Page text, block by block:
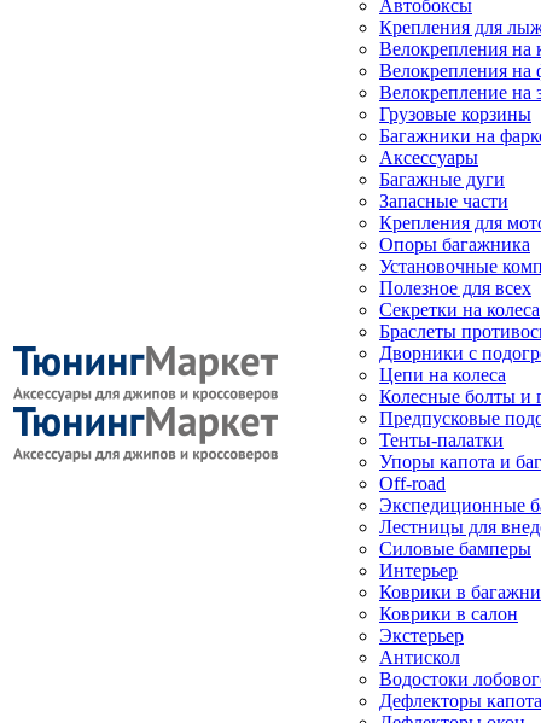
Автобоксы
Крепления для
Велокрепления
Велокрепления на
Велокрепление на
Грузовые корзины
Багажники на
Аксессуары
Багажные дуги
Запасные части
Крепления для
Опоры багажника
Установочные
Полезное для всех
Секретки на колеса
Браслеты
Дворники с
Цепи на колеса
Колесные болты и
Предпусковые
Тенты-палатки
Упоры капота и
Off-road
Экспедиционные
Лестницы для
Силовые бамперы
Интерьер
Коврики в
Коврики в салон
Экстерьер
Антискол
Водостоки
Дефлекторы капота